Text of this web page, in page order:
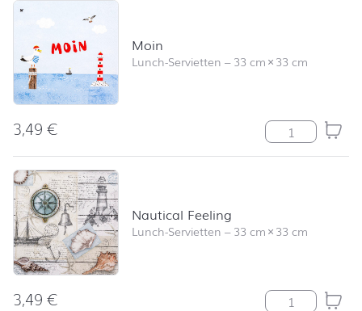
Moin
Lunch-Servietten –33 cm×33 cm
3,49€ Moin Menge
Nautical Feeling
Lunch-Servietten –33 cm×33 cm
3,49€ Nautical